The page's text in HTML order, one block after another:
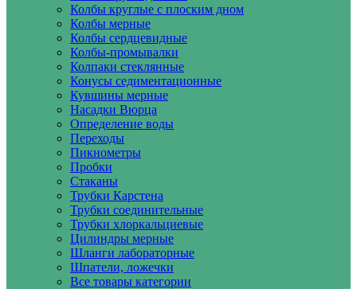
Колбы круглые с плоским дном
Колбы мерные
Колбы сердцевидные
Колбы-промывалки
Колпаки стеклянные
Конусы седиментационные
Кувшины мерные
Насадки Вюрца
Определение воды
Переходы
Пикнометры
Пробки
Стаканы
Трубки Карстена
Трубки соединительные
Трубки хлоркальциевые
Цилиндры мерные
Шланги лабораторные
Шпатели, ложечки
Все товары категории